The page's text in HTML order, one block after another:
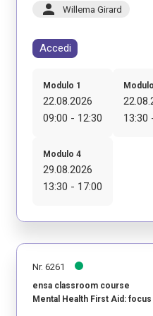
person Willema Girard
Accedi
Modulo 1
22.08.2026
09:00 - 12:30
13:30
Modulo 4
29.08.2026
13:30 - 17:00
Nr. 6261
ensa classroom course
Mental Health First Aid: